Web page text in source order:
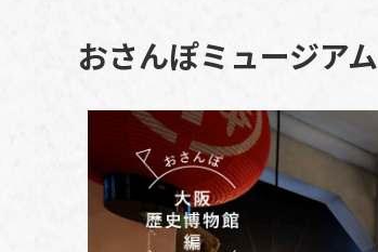
おさんぽミュージアム